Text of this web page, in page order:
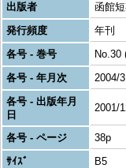
出版者
函館
発行頻度
年刊
各号 - 巻号
No.30
各号 - 年月次
2004/3
各号 - 出版年月
日
2001/
各号 - ページ
38p
ｻｲｽﾞ
B5